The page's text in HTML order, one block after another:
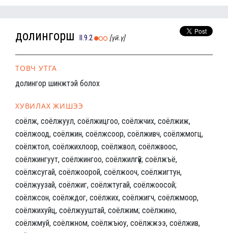
долингорш II.9.2 [үй.ү]
ТОВЧ УТГА
долингор шинжтэй болох
ХУВИЛАХ ЖИШЭЭ
соёлж, соёлжуул, соёлжицгоо, соёлжчих, соёлжиж,
соёлжоод, соёлжин, соёлжсоор, соёлживч, соёлжмогц,
соёлжтол, соёлжихлоор, соёлжвол, соёлжвоос,
соёлжингуут, соёлжингоо, соёлжилгүй; соёлжъё,
соёлжсугай, соёлжоорой, соёлжооч, соёлжигтун,
соёлжуузай, соёлжиг, соёлжтугай, соёлжоосой;
соёлжсон, соёлждог, соёлжих, соёлжигч, соёлжмоор,
соёлжихуйц, соёлжууштай, соёлжим; соёлжино,
соёлжмуй, соёлжном, соёлжъюу, соёлжжээ, соёлжив,